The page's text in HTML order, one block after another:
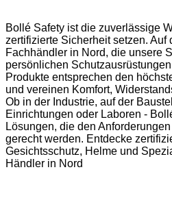
Bollé Safety ist die zuverlässige
zertifizierte Sicherheit setzen.
Fachhändler in Nord, die unsere
persönlichen
Produkte entsprechen den
und vereinen Komfort,
Ob in der Industrie, auf der
Einrichtungen oder Laboren -
Lösungen, die den
gerecht werden. Entdecke
Gesichtsschutz, Helme und
Händler in Nord